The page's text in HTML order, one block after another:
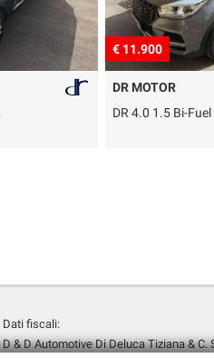
€ 11.900
DR MOTOR
DR 4.0 1.5 Bi-Fuel
Dati fiscali:
D & D Automotive Di Deluca Tiziana & C.